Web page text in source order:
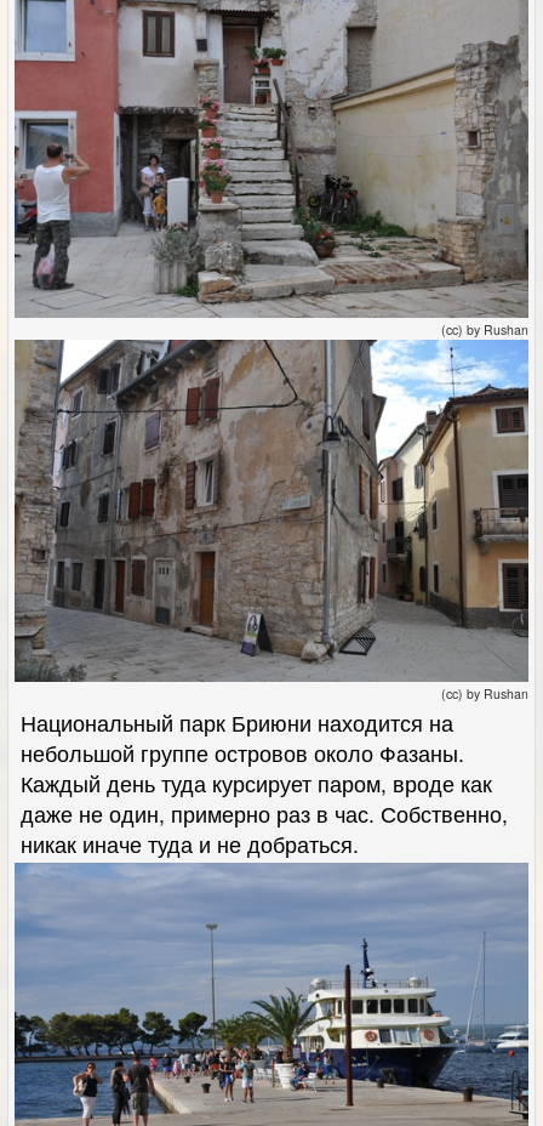
(cc) by Rushan
(cc) by Rushan
Национальный парк Бриюни находится на
небольшой группе островов около Фазаны.
Каждый день туда курсирует паром, вроде как
даже не один, примерно раз в час. Собственно,
никак иначе туда и не добраться.